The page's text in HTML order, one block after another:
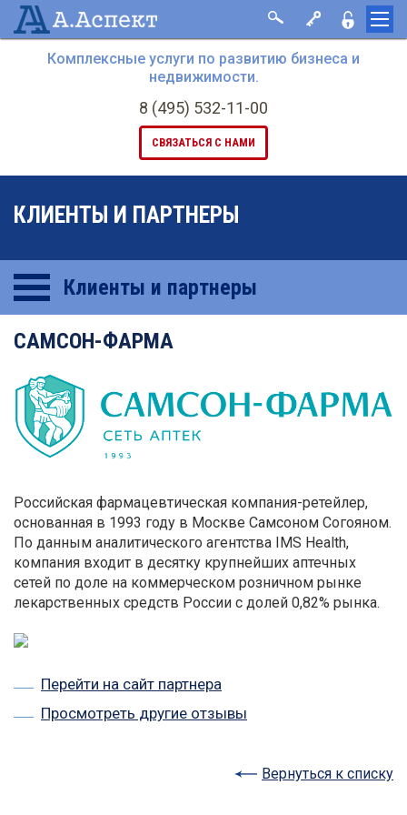
Комплексные услуги по развитию бизнеса и
недвижимости.
8 (495) 532-11-00
СВЯЗАТЬСЯ С НАМИ
КЛИЕНТЫ И ПАРТНЕРЫ
Клиенты и партнеры
САМСОН-ФАРМА
Российская фармацевтическая компания-ретейлер,
основанная в 1993 году в Москве Самсоном Согояном.
По данным аналитического агентства IMS Health,
компания входит в десятку крупнейших аптечных
сетей по доле на коммерческом розничном рынке
лекарственных средств России с долей 0,82% рынка.
Перейти на сайт партнера
Просмотреть другие отзывы
Вернуться к списку